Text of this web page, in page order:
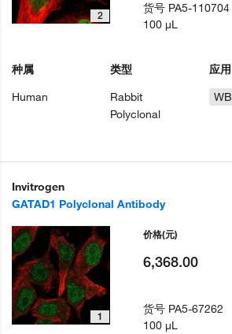
2
种属
Human
类型
Rabbit
Polyclonal
应用
WB
货号 PA5-110704
100 µL
Invitrogen
GATAD1 Polyclonal Antibody
1
价格(元)
6,368.00
货号 PA5-67262
100 µL